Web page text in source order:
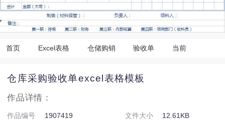
首页 Excel表格 仓储购销 验收单 当前
仓库采购验收单excel表格模板
作品详情：
作品编号 1907419 文件大小
12.61KB